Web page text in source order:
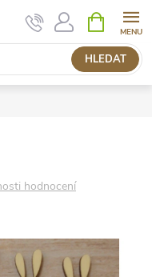
HLEDAT
NÁKUPNÍ
KOŠÍK
hodnocení